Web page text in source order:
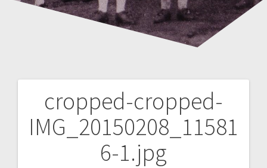
cropped-cropped-
IMG_20150208_11581
6-1.jpg
Beitrags-
Navigation